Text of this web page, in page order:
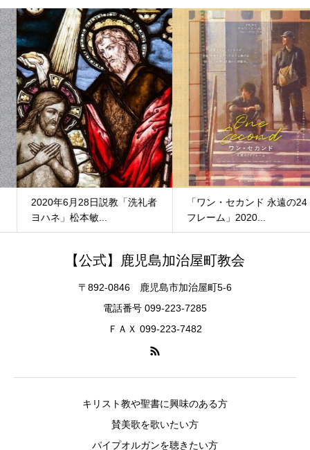
2020年6月28日説教「洗礼者
ヨハネ」松本敏...
「ワン・セカンド 永遠の24
フレーム」2020...
【公式】鹿児島加治屋町教会
〒892-0846 鹿児島市加治屋町5-6
電話番号 099-223-7285
ＦＡＸ 099-223-7482
キリスト教や聖書に興味のある方
賛美歌を歌いたい方
パイプオルガンを聴きたい方